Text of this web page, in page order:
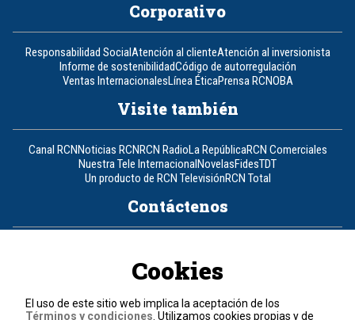
Corporativo
Responsabilidad SocialAtención al clienteAtención al inversionista
Informe de sostenibilidadCódigo de autorregulación
Ventas InternacionalesLínea ÉticaPrensa RCNOBA
Visite también
Canal RCNNoticias RCNRCN RadioLa RepúblicaRCN Comerciales
Nuestra Tele InternacionalNovelasFidesTDT
Un producto de RCN TelevisiónRCN Total
Contáctenos
Política de cookies
Términos y condiciones
Cookies
El uso de este sitio web implica la aceptación de los
Términos y condiciones . Utilizamos cookies propias y de